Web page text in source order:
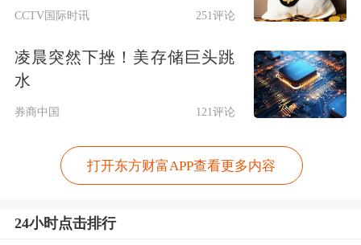
方式虚构销售和采购业务，从而虚增营
业收入及营业成本等违法事实。相关行
为导致*ST广道披露的2018年至2023年
年度报告、2024年半年度报告及《2024
年度向特定对象发行股票募集说明书
（草案）》存在虚假记载。
《事先告知书》显示，根据当事人违法
CCTV国际时讯 251评论
凌晨突然下挫！美存储巨头跳
水
券商中国 121评论
打开东方财富APP查看更多内容
24小时点击排行